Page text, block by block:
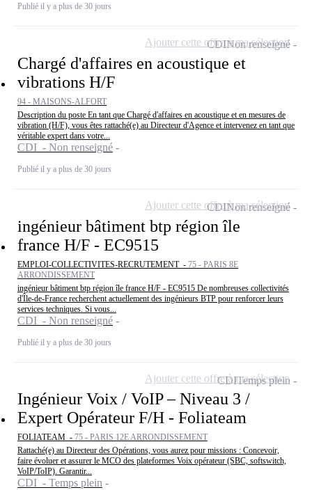
Publié il y a plus de 30 jours
Chargé d'affaires en acoustique et
vibrations H/F
94 - MAISONS-ALFORT
Description du poste En tant que Chargé d'affaires en acoustique et en mesures de
vibration (H/F), vous êtes rattaché(e) au Directeur d'Agence et intervenez en tant que
véritable expert dans votre...
CDI - Non renseigné
Publié il y a plus de 30 jours
CDINon renseigné
Ajouter cette offre à ma sélection
ingénieur bâtiment btp région île
france H/F - EC9515
EMPLOI-COLLECTIVITES-RECRUTEMENT - 75 - PARIS 8E
ARRONDISSEMENT
ingénieur bâtiment btp région île france H/F - EC9515 De nombreuses collectivités
d'Île-de-France recherchent actuellement des ingénieurs BTP pour renforcer leurs
services techniques. Si vous...
CDI - Non renseigné
Publié il y a plus de 30 jours
CDINon renseigné
Ajouter cette offre à ma sélection
Ingénieur Voix / VoIP – Niveau 3 /
Expert Opérateur F/H - Foliateam
FOLIATEAM - 75 - PARIS 12E ARRONDISSEMENT
Rattaché(e) au Directeur des Opérations, vous aurez pour missions : Concevoir,
faire évoluer et assurer le MCO des plateformes Voix opérateur (SBC, softswitch,
VoIP/ToIP). Garantir...
CDI - Temps plein
CDITemps plein
Ajouter cette offre à ma sélection